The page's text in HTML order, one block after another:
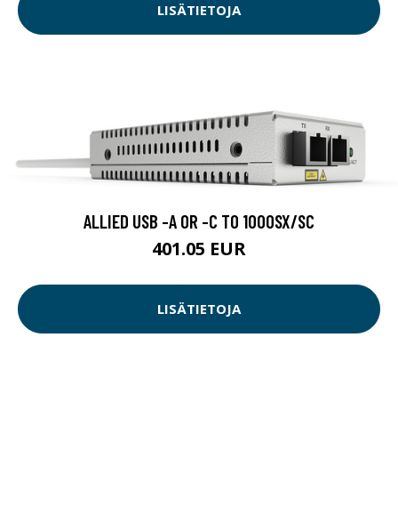
LISÄTIETOJA
ALLIED USB -A OR -C TO 1000SX/SC
401.05 EUR
LISÄTIETOJA